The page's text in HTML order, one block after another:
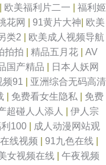
欧美福利片二一
福利姬
花网 91黄片大神 欧美
类2
欧美成人视频导航
拍拍 精品五月花
AV
国产精品
日本人妖网
频91
亚洲综合无码高清
免费看女生隐私
免费
超碰人人添人
伊人宗
100
成人动漫网站观
线视频 91九色在线
女视频在线
午夜视频